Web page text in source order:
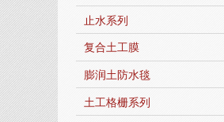
止水系列
复合土工膜
膨润土防水毯
土工格栅系列